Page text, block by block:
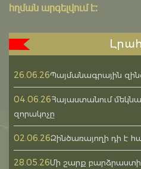
հղման արգելվում է:
26.06.26Պայմանագրային
04.06.26Հայաստանում
զորակոչը
02.06.26Զինծառայողի դի է
28.05.26Մի շարք